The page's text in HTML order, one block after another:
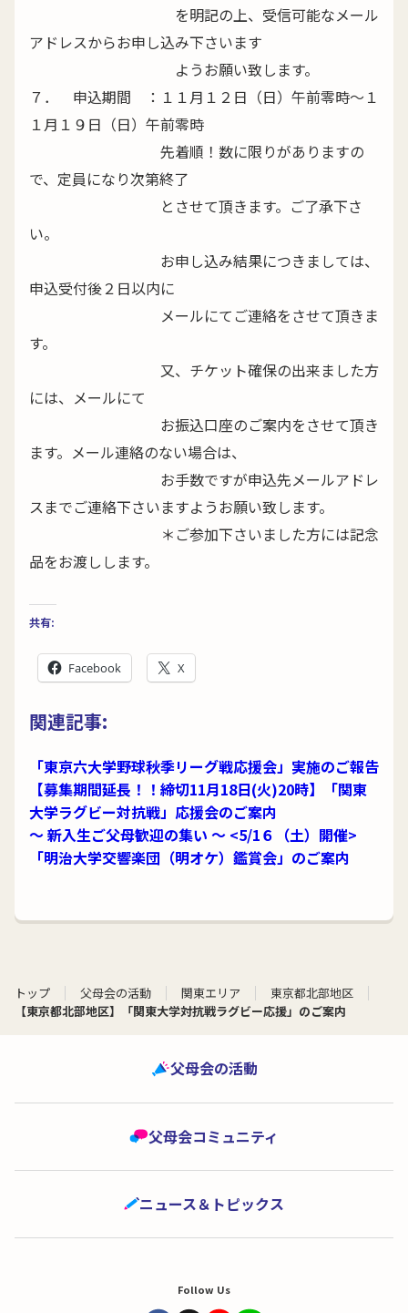
を明記の上、受信可能なメール
アドレスからお申し込み下さいます
ようお願い致します。
７． 申込期間 ：１１月１２日（日）午前零時～１
１月１９日（日）午前零時
先着順！数に限りがありますの
で、定員になり次第終了
とさせて頂きます。ご了承下さ
い。
お申し込み結果につきましては、
申込受付後２日以内に
メールにてご連絡をさせて頂きま
す。
又、チケット確保の出来ました方
には、メールにて
お振込口座のご案内をさせて頂き
ます。メール連絡のない場合は、
お手数ですが申込先メールアドレ
スまでご連絡下さいますようお願い致します。
＊ご参加下さいました方には記念
品をお渡しします。
共有:
Facebook X
関連記事:
「東京六大学野球秋季リーグ戦応援会」実施のご報告
【募集期間延長！！締切11月18日(火)20時】「関東
大学ラグビー対抗戦」応援会のご案内
～ 新入生ご父母歓迎の集い ～ <5/1６（土）開催>
「明治大学交響楽団（明オケ）鑑賞会」のご案内
トップ 父母会の活動 関東エリア
東京都北部地区
【東京都北部地区】「関東大学対抗戦ラグビー応援」のご案内
父母会の活動
父母会コミュニティ
ニュース＆トピックス
Follow Us